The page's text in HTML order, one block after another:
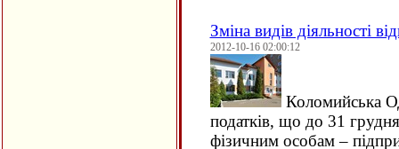
Зміна видів діяльності
2012-10-16 02:00:12
Коломийська
податків, що до 31
фізичним особам –